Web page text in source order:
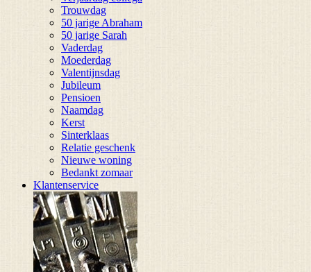
Trouwdag
50 jarige Abraham
50 jarige Sarah
Vaderdag
Moederdag
Valentijnsdag
Jubileum
Pensioen
Naamdag
Kerst
Sinterklaas
Relatie geschenk
Nieuwe woning
Bedankt zomaar
Klantenservice